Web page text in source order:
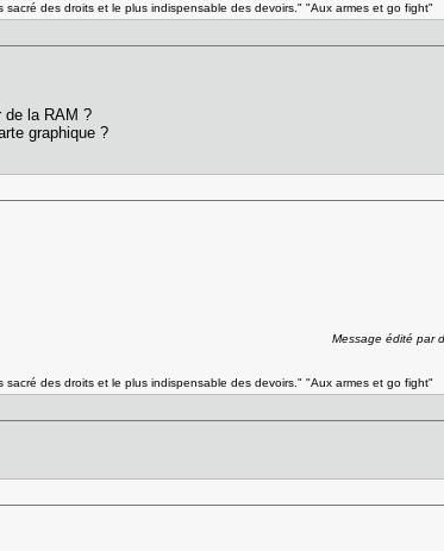
des droits et le plus indispensable des devoirs." "Aux armes et go fight"
de la RAM ?
graphique ?
Message édité par
des droits et le plus indispensable des devoirs." "Aux armes et go fight"